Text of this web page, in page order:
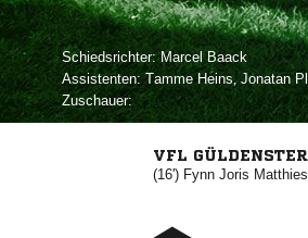
Schiedsrichter:  
Assistenten: , 
Zuschauer:
VFL
(16')  